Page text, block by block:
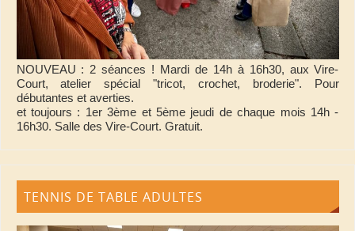
NOUVEAU : 2 séances ! Mardi de 14h à 16h30, aux Vire-
Court, atelier spécial "tricot, crochet, broderie". Pour
débutantes et averties.
et toujours : 1er 3ème et 5ème jeudi de chaque mois 14h -
16h30. Salle des Vire-Court. Gratuit.
TENNIS DE TABLE ADULTES